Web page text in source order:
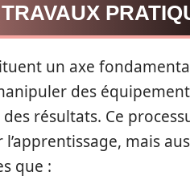
un axe
des
résultats. Ce
mais
que :